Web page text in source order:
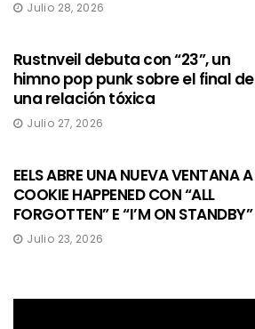
Julio 28, 2026
Rustnveil debuta con “23”, un
himno pop punk sobre el final de
una relación tóxica
Julio 27, 2026
EELS ABRE UNA NUEVA VENTANA A
COOKIE HAPPENED CON “ALL
FORGOTTEN” E “I’M ON STANDBY”
Julio 23, 2026